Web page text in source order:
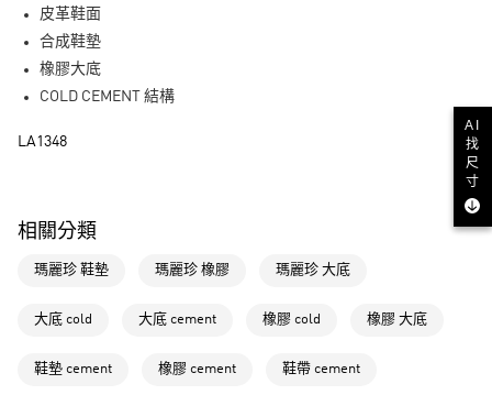
每筆NT$80，滿NT$1,500(含以上)免運費
每筆NT$80，滿NT$1,500(含以上)免運費
萊爾富取貨付款
付款後萊爾富取貨
每筆NT$80，滿NT$1,500(含以上)免運費
皮革鞋面
合成鞋墊
橡膠大底
COLD CEMENT 結構
LA1348
相關分類
瑪麗珍 鞋墊 瑪麗珍 橡膠 瑪麗珍 大底
大底 cold 大底 cement 橡膠 cold 橡膠 大底
鞋墊 cement 橡膠 cement 鞋帶 cement
AI
找
尺
寸